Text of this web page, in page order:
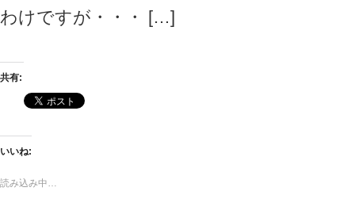
わけですが・・・ […]
共有:
いいね:
読み込み中…